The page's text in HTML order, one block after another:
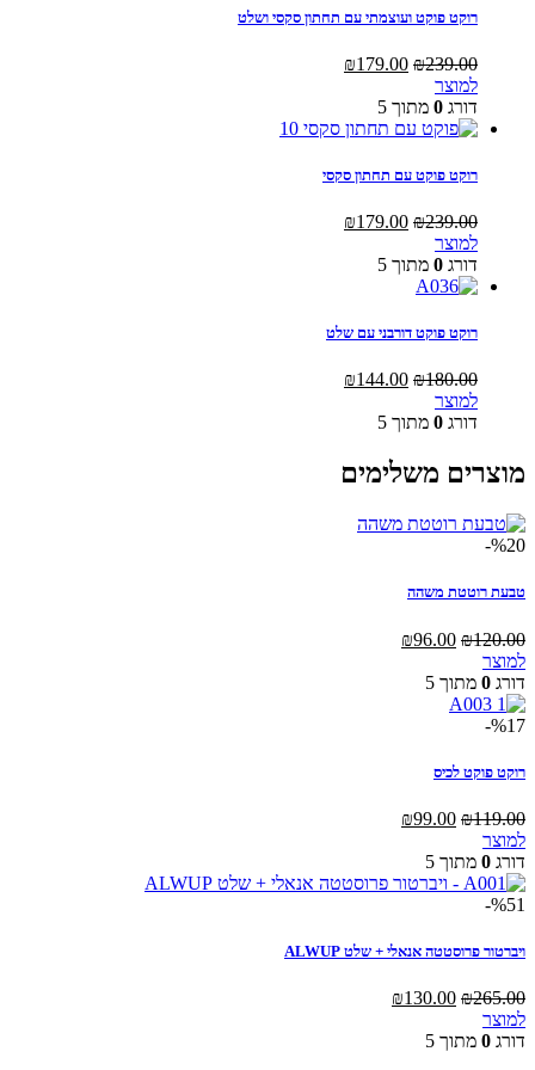
רוקט פוקט ועוצמתי עם תחתון סקסי ושלט
₪239.00
המחיר
היה:
₪239.00.
₪179.00
₪179.00.
למוצר
דורג 0 מתוך 5
רוקט פוקט עם תחתון סקסי
₪239.00
המחיר
היה:
₪179.00
למוצר
דורג 0 מתוך 5
רוקט פוקט דורבני עם שלט
₪180.00
המחיר
היה:
₪144.00
למוצר
דורג 0 מתוך 5
מוצרים משלימים
%20-
טבעת רוטטת משהה
₪120.00
המחיר
היה:
₪120.00.
₪96.00
למוצר
דורג 0 מתוך 5
%17-
רוקט פוקט לכיס
₪119.00
המחיר
היה:
₪119.00.
₪99.00
₪99.00.
למוצרלמוצר
זה
יש
ניתן
את
האפשרויות
בעמוד
המוצר
דורג 0 מתוך 5
%51-
ויברטור פרוסטטה אנאלי + שלט ALWUP
₪265.00
המחיר
היה:
₪130.00
למוצר
דורג 0 מתוך 5